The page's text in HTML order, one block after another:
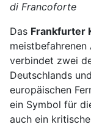
di Francoforte
Das Frankfurter
meistbefahrenen
verbindet zwei
Deutschlands
europäischen
ein Symbol für
auch ein